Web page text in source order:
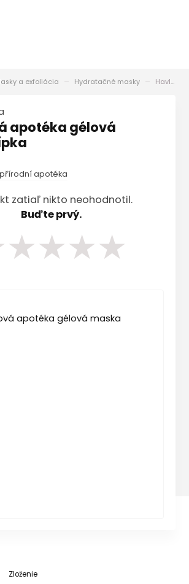
a exfoliácia Hydratačné masky Havlíková apotéka gélová maska Šípka
apotéka gélová
apotéka
zatiaľ nikto neohodnotil.
Buďte prvý.
★★★★
Zloženie